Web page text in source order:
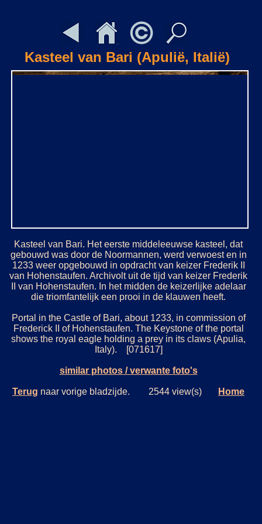
Kasteel van Bari (Apulië, Italië)
Kasteel van Bari. Het eerste middeleeuwse kasteel, dat
gebouwd was door de Noormannen, werd verwoest en in
1233 weer opgebouwd in opdracht van keizer Frederik II
van Hohenstaufen. Archivolt uit de tijd van keizer Frederik
II van Hohenstaufen. In het midden de keizerlijke adelaar
die triomfantelijk een prooi in de klauwen heeft.
Portal in the Castle of Bari, about 1233, in commission of
Frederick II of Hohenstaufen. The Keystone of the portal
shows the royal eagle holding a prey in its claws (Apulia,
Italy). [071617]
similar photos / verwante foto's
Terug naar vorige bladzijde. 2544 view(s) Home